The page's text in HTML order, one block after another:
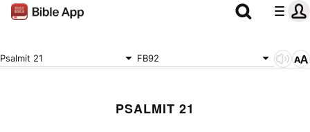
Psalmit 21 FB92
PSALMIT 21